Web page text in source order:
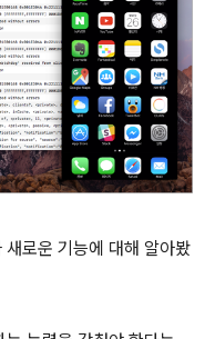
로운 기능에 대해 알아봤